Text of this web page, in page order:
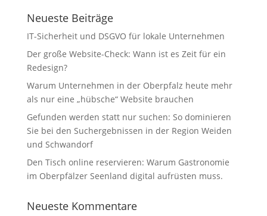
Neueste Beiträge
IT-Sicherheit und DSGVO für lokale Unternehmen
Der große Website-Check: Wann ist es Zeit für ein
Redesign?
Warum Unternehmen in der Oberpfalz heute mehr
als nur eine „hübsche“ Website brauchen
Gefunden werden statt nur suchen: So dominieren
Sie bei den Suchergebnissen in der Region Weiden
und Schwandorf
Den Tisch online reservieren: Warum Gastronomie
im Oberpfälzer Seenland digital aufrüsten muss.
Neueste Kommentare